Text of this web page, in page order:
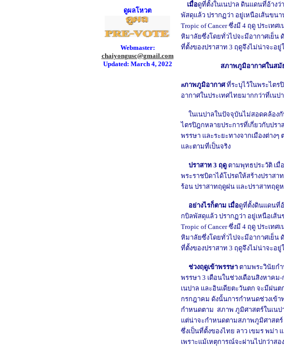
ดูผลโหวต
Webmaster:
chaiyongusc@gmail.com
Updated: March 4, 2022
เมื่อดูที่ตั้งในเนปาล ดินแดนที่อ้างว่
พัสดุแล้ว ปรากฏว่า อยู่เหนือเส้นขนา
Tropic of Cancer ซึ่งมี 4 ฤดู ประเทศ
หิมาลัยซึ่งโดยทั่วไปจะมีอากาศเย็น
ที่ตั้งของปราสาท 3 ฤดูจึงไม่น่าจะอยู่
สภาพภูมิอากาศในสมั
สภาพภูมิอากาศที่ระบุไว้ในพระไต
อากาศในประเทศไทยมากกว่าที่เนป
ในเนปาลในปัจจุบันไม่สอดคล้อง
ไตรปิฎกหลายประการที่เกี่ยวกับปรา
พรรษา และระยะทางจากเมืองต่าง
และตามที่เป็นจริง
ปราสาท 3 ฤดู ตามพุทธประวัติ เมื่
พระราชบิดาได้โปรดให้สร้างปราสา
ร้อน ปราสาทฤดูฝน และปราสาทฤดู
อย่างไรก็ตาม เมื่อดูที่ตั้งดินแดนที่อ้
กบิลพัสดุแล้ว ปรากฏว่า อยู่เหนือเส้
Tropic of Cancer ซึ่งมี 4 ฤดู ประเทศ
หิมาลัยซึ่งโดยทั่วไปจะมีอากาศเย็น
ที่ตั้งของปราสาท 3 ฤดูจึงไม่น่าจะอยู่
ช่วงฤดูเข้าพรรษา ตามพระวินัยก
พรรษา 3 เดือนในช่วงเดือนสิงหาคม
เนปาล และอินเดียตะวันตก จะมีฝน
กรกฎาคม ดังนั้นการกำหนดช่วงเข้า
กำหนดตาม สภาพ ภูมิศาสตร์ในเนป
แต่น่าจะกำหนดตามสภาพภูมิศาสต
ซึ่งเป็นที่ตั้งของไทย ลาว เขมร พม่า
เพราะแม้เหตุการณ์จะผ่านไปกว่าสอ